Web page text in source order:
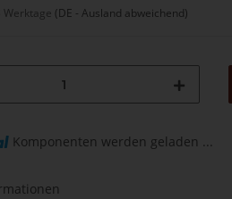
Werktage (DE - Ausland abweichend)
Komponenten werden geladen ...